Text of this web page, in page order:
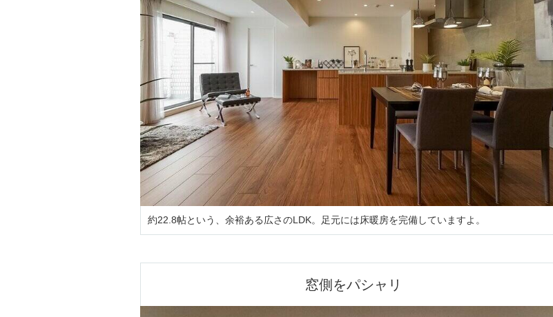
約22.8帖という、余裕ある広さのLDK。足元には床暖房を完備していますよ。
窓側をパシャリ